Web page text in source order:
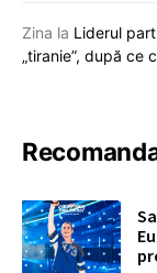
Zina la Liderul
„tiranie”, după ce